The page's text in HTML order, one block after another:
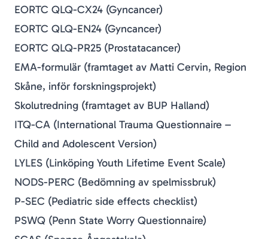
EORTC QLQ-CX24 (Gyncancer)
EORTC QLQ-EN24 (Gyncancer)
EORTC QLQ-PR25 (Prostatacancer)
EMA-formulär (framtaget av Matti Cervin, Region
Skåne, inför forskningsprojekt)
Skolutredning (framtaget av BUP Halland)
ITQ-CA (International Trauma Questionnaire –
Child and Adolescent Version)
LYLES (Linköping Youth Lifetime Event Scale)
NODS-PERC (Bedömning av spelmissbruk)
P-SEC (Pediatric side effects checklist)
PSWQ (Penn State Worry Questionnaire)